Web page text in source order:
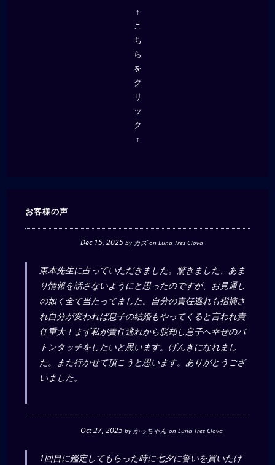
↑
こ
ち
ら
を
ク
リ
ッ
ク
↑
お客様の声
Dec 15, 2025 by カズonLuna Tres Clova
東本先生に占っていただきました。驚きました、あま
り情報を話さないようにと思ったのですが、お見通し
の如く全て当たってました。自分の責任逃れも指摘さ
れ自分が変われば息子の結婚もやってくると言われ責
任重大！まず私が責任逃れから脱却し息子へ幸せのバ
トンタッチをしたいと思います。げんきになれまし
た。また行かせて頂こうと思います。ありがとうござ
いました。
Oct 27, 2025 by かっちゃん onLuna Tres Clova
1回目に鑑定してもらった時に七夕に誓いを買いたけ